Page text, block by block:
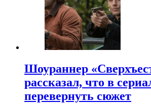
Шоураннер
рассказал, что в
перевернуть сюжет